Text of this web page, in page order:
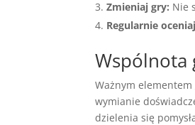
Zmieniaj gry: Nie
Regularnie
Wspólnota
Ważnym
wymianie
dzielenia się